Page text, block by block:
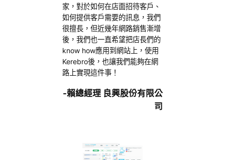
家，對於如何在店面招待客戶、
如何提供客戶需要的訊息，我們
很擅長，但近幾年網路銷售漸增
後，我們也一直希望把店長們的
know how應用到網站上，使用
Kerebro後，也讓我們能夠在網
路上實現這件事！
-賴總經理 良興股份有限公
司